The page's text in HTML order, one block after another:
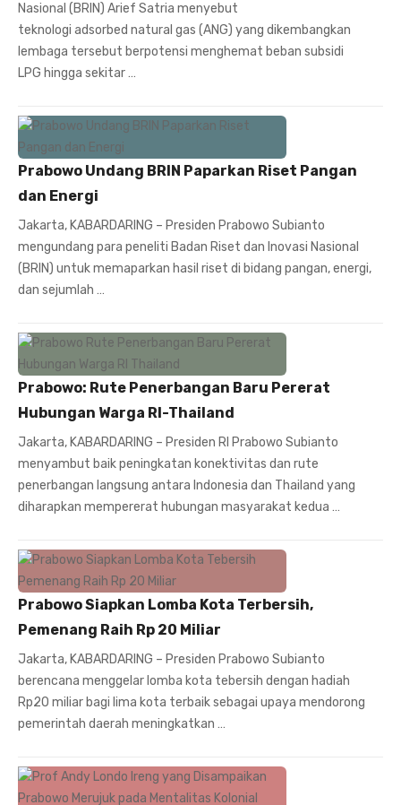
Nasional (BRIN) Arief Satria menyebut
teknologi adsorbed natural gas (ANG) yang dikembangkan
lembaga tersebut berpotensi menghemat beban subsidi
LPG hingga sekitar …
Prabowo Undang BRIN Paparkan Riset Pangan
dan Energi
Jakarta, KABARDARING – Presiden Prabowo Subianto
mengundang para peneliti Badan Riset dan Inovasi Nasional
(BRIN) untuk memaparkan hasil riset di bidang pangan, energi,
dan sejumlah …
Prabowo: Rute Penerbangan Baru Pererat
Hubungan Warga RI-Thailand
Jakarta, KABARDARING – Presiden RI Prabowo Subianto
menyambut baik peningkatan konektivitas dan rute
penerbangan langsung antara Indonesia dan Thailand yang
diharapkan mempererat hubungan masyarakat kedua …
Prabowo Siapkan Lomba Kota Terbersih,
Pemenang Raih Rp 20 Miliar
Jakarta, KABARDARING – Presiden Prabowo Subianto
berencana menggelar lomba kota tebersih dengan hadiah
Rp20 miliar bagi lima kota terbaik sebagai upaya mendorong
pemerintah daerah meningkatkan …